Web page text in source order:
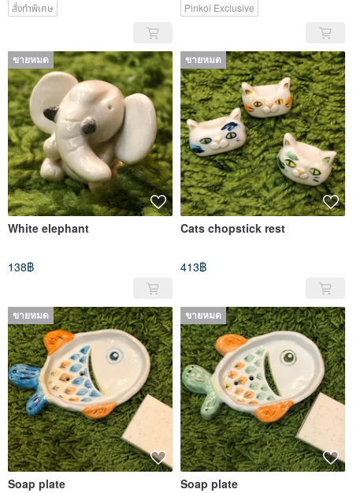
สั่งทำพิเศษ Pinkoi Exclusive
ขายหมด
White elephant
138฿
ขายหมด
Cats chopstick rest
413฿
ขายหมด
Soap plate
ขายหมด
Soap plate